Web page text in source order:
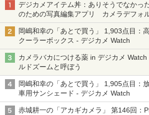
デジカメアイテム丼：ありそうでなかっ
のための写真編集アプリ カメラデフォ
る「Filmator」
岡嶋和幸の「あとで買う」 1,903点目：
クーラーボックス - デジカメ Watch
カメラバカにつける薬 in デジカメ
ルドズームと呼ぼう
岡嶋和幸の「あとで買う」 1,905点目：
車用サンシェード - デジカメ Watch
赤城耕一の「アカギカメラ」 第146回：